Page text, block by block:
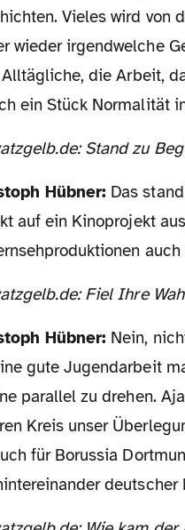
Vieles wird von
wieder irgendwelche
die Arbeit,
ein Stück Normalität
Stand zu
Hübner: Das
auf ein Kinoprojekt
Fiel Ihre
Hübner: Nein,
gute Jugendarbeit
parallel zu drehen.
Kreis unser
für Borussia
deutscher